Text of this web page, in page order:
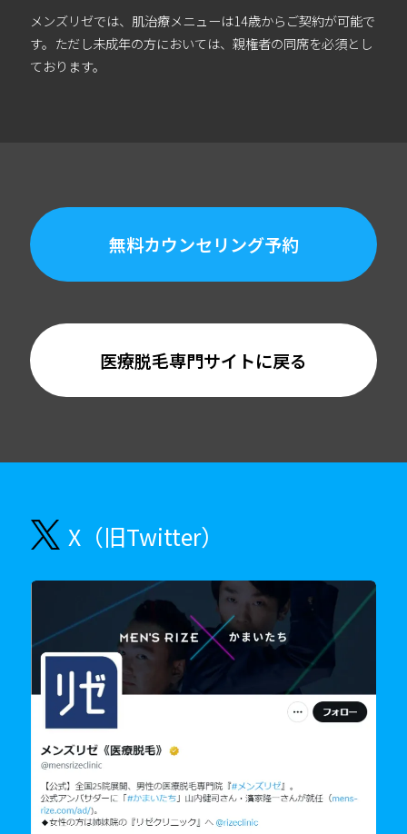
メンズリゼでは、肌治療メニューは14歳からご契約が可能で
す。ただし未成年の方においては、親権者の同席を必須とし
ております。
無料カウンセリング予約
医療脱毛専門サイトに戻る
X（旧Twitter）